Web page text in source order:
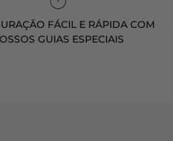
FÁCIL E RÁPIDA COM
GUIAS ESPECIAIS